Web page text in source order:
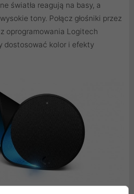
światła reagują na basy, a
tony. Połącz głośniki przez
oprogramowania Logitech
dostosować kolor i efekty